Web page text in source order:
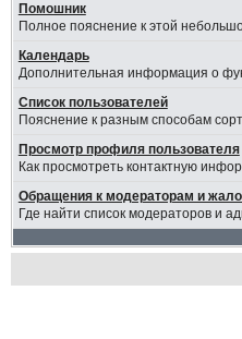
Помошник
Полное пояснение к этой
Календарь
Дополнительная информация о
Список пользователей
Пояснение к разным способам
Просмотр профиля пользователя
Как просмотреть контактную
Обращения к модераторам и
Где найти список модераторов и